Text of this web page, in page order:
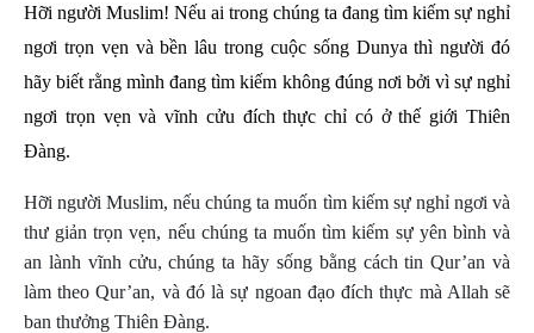
Hỡi người Muslim! Nếu ai trong chúng ta đang tìm kiếm sự nghỉ
ngơi trọn vẹn và bền lâu trong cuộc sống Dunya thì người đó
hãy biết rằng mình đang tìm kiếm không đúng nơi bởi vì sự nghỉ
ngơi trọn vẹn và vĩnh cửu đích thực chỉ có ở thế giới Thiên
Đàng.
Hỡi người Muslim, nếu chúng ta muốn tìm kiếm sự nghỉ ngơi và
thư giản trọn vẹn, nếu chúng ta muốn tìm kiếm sự yên bình và
an lành vĩnh cửu, chúng ta hãy sống bằng cách tin Qur’an và
làm theo Qur’an, và đó là sự ngoan đạo đích thực mà Allah sẽ
ban thưởng Thiên Đàng.